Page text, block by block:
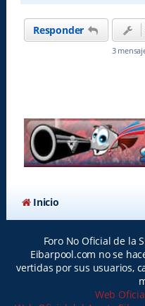
Responder
3
Inicio
Foro No Oficial de la
Eibarpool.com no se
vertidas por sus usuarios,
Web